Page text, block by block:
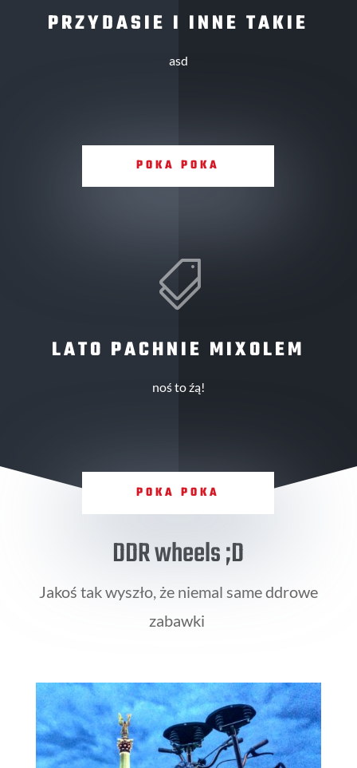
PRZYDASIE I INNE TAKIE
asd
POKA POKA

LATO PACHNIE MIXOLEM
noś to źą!
POKA POKA
DDR wheels ;D
Jakoś tak wyszło, że niemal same ddrowe
zabawki